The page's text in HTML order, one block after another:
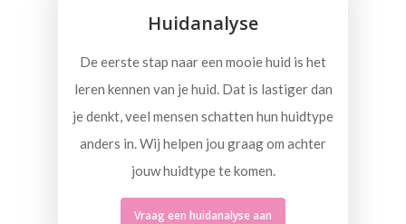
Huidanalyse
De eerste stap naar een mooie huid is het
leren kennen van je huid. Dat is lastiger dan
je denkt, veel mensen schatten hun huidtype
anders in. Wij helpen jou graag om achter
jouw huidtype te komen.
Vraag een huidanalyse aan